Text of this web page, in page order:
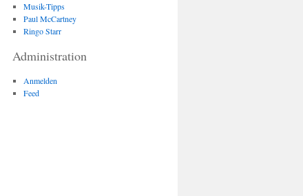
Musik-Tipps
Paul McCartney
Ringo Starr
Administration
Anmelden
Feed